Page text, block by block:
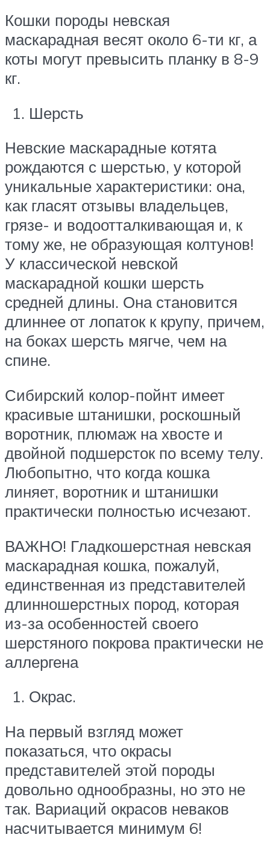
Кошки породы невская
маскарадная весят около 6-ти кг, а
коты могут превысить планку в 8-9
кг.
Шерсть
Невские маскарадные котята
рождаются с шерстью, у которой
уникальные характеристики: она,
как гласят отзывы владельцев,
грязе- и водоотталкивающая и, к
тому же, не образующая колтунов!
У классической невской
маскарадной кошки шерсть
средней длины. Она становится
длиннее от лопаток к крупу, причем,
на боках шерсть мягче, чем на
спине.
Сибирский колор-пойнт имеет
красивые штанишки, роскошный
воротник, плюмаж на хвосте и
двойной подшерсток по всему телу.
Любопытно, что когда кошка
линяет, воротник и штанишки
практически полностью исчезают.
ВАЖНО! Гладкошерстная невская
маскарадная кошка, пожалуй,
единственная из представителей
длинношерстных пород, которая
из-за особенностей своего
шерстяного покрова практически не
аллергена
Окрас.
На первый взгляд может
показаться, что окрасы
представителей этой породы
довольно однообразны, но это не
так. Вариаций окрасов неваков
насчитывается минимум 6!